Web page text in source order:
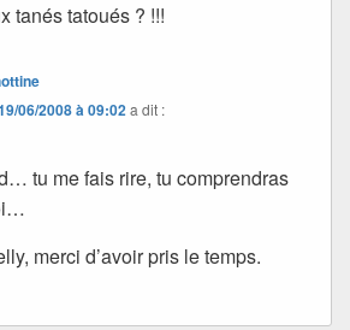
tanés tatoués ? !!!
06/2008 à 09:02a dit :
tu me fais rire, tu comprendras
merci d’avoir pris le temps.